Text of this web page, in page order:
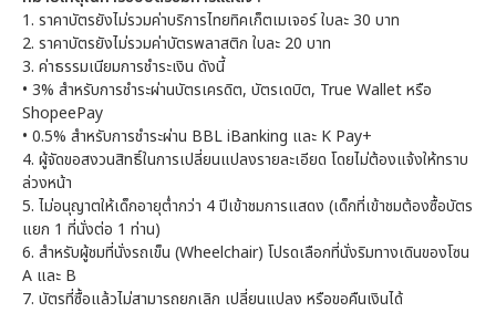
1. ราคาบัตรยังไม่รวมค่าบริการไทยทิคเก็ตเมเจอร์ ใบละ 30 บาท
2. ราคาบัตรยังไม่รวมค่าบัตรพลาสติก ใบละ 20 บาท
3. ค่าธรรมเนียมการชำระเงิน ดังนี้
• 3% สำหรับการชำระผ่านบัตรเครดิต, บัตรเดบิต, True Wallet หรือ
ShopeePay
• 0.5% สำหรับการชำระผ่าน BBL iBanking และ K Pay+
4. ผู้จัดขอสงวนสิทธิ์ในการเปลี่ยนแปลงรายละเอียด โดยไม่ต้องแจ้งให้ทราบ
ล่วงหน้า
5. ไม่อนุญาตให้เด็กอายุต่ำกว่า 4 ปีเข้าชมการแสดง (เด็กที่เข้าชมต้องซื้อบัตร
แยก 1 ที่นั่งต่อ 1 ท่าน)
6. สำหรับผู้ชมที่นั่งรถเข็น (Wheelchair) โปรดเลือกที่นั่งริมทางเดินของโซน
A และ B
7. บัตรที่ซื้อแล้วไม่สามารถยกเลิก เปลี่ยนแปลง หรือขอคืนเงินได้